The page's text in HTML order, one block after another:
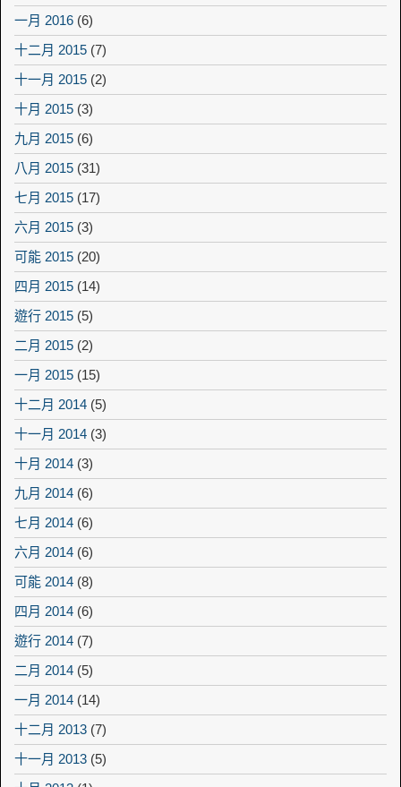
一月 2016 (6)
十二月 2015 (7)
十一月 2015 (2)
十月 2015 (3)
九月 2015 (6)
八月 2015 (31)
七月 2015 (17)
六月 2015 (3)
可能 2015 (20)
四月 2015 (14)
遊行 2015 (5)
二月 2015 (2)
一月 2015 (15)
十二月 2014 (5)
十一月 2014 (3)
十月 2014 (3)
九月 2014 (6)
七月 2014 (6)
六月 2014 (6)
可能 2014 (8)
四月 2014 (6)
遊行 2014 (7)
二月 2014 (5)
一月 2014 (14)
十二月 2013 (7)
十一月 2013 (5)